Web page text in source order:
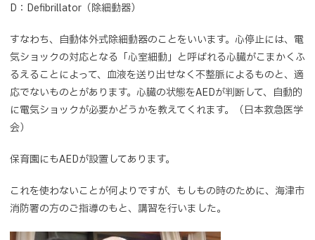
D：Defibrillator（除細動器）
すなわち、自動体外式除細動器のことをいいます。心停止には、電
気ショックの対応となる「心室細動」と呼ばれる心臓がこまかくふ
るえることによって、血液を送り出せなく不整脈によるものと、適
応でないものとがあります。心臓の状態をAEDが判断して、自動的
に電気ショックが必要かどうかを教えてくれます。（日本救急医学
会）
保育園にもAEDが設置してあります。
これを使わないことが何よりですが、もしもの時のために、海津市
消防署の方のご指導のもと、講習を行いました。